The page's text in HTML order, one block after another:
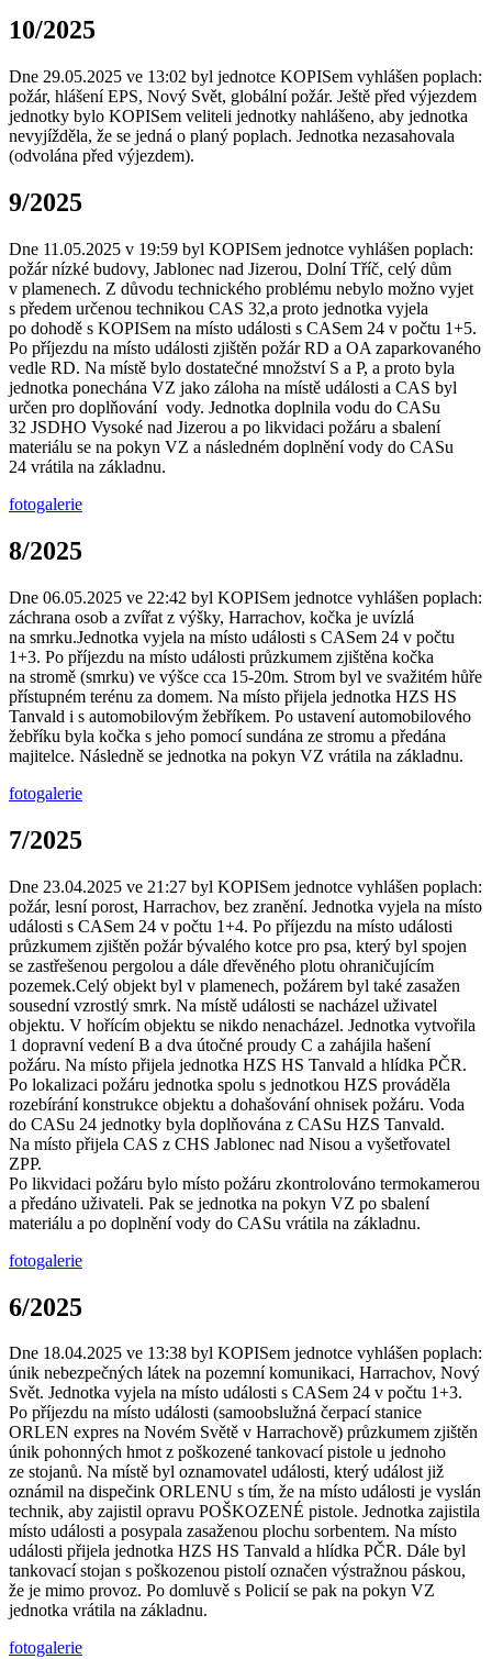
10/2025
Dne 29.05.2025 ve 13:02 byl jednotce KOPISem vyhlášen poplach:
požár, hlášení EPS, Nový Svět, globální požár. Ještě před výjezdem
jednotky bylo KOPISem veliteli jednotky nahlášeno, aby jednotka
nevyjížděla, že se jedná o planý poplach. Jednotka nezasahovala
(odvolána před výjezdem).
9/2025
Dne 11.05.2025 v 19:59 byl KOPISem jednotce vyhlášen poplach:
požár nízké budovy, Jablonec nad Jizerou, Dolní Tříč, celý dům
v plamenech. Z důvodu technického problému nebylo možno vyjet
s předem určenou technikou CAS 32,a proto jednotka vyjela
po dohodě s KOPISem na místo události s CASem 24 v počtu 1+5.
Po příjezdu na místo události zjištěn požár RD a OA zaparkovaného
vedle RD. Na místě bylo dostatečné množství S a P, a proto byla
jednotka ponechána VZ jako záloha na místě události a CAS byl
určen pro doplňování vody. Jednotka doplnila vodu do CASu
32 JSDHO Vysoké nad Jizerou a po likvidaci požáru a sbalení
materiálu se na pokyn VZ a následném doplnění vody do CASu
24 vrátila na základnu.
fotogalerie
8/2025
Dne 06.05.2025 ve 22:42 byl KOPISem jednotce vyhlášen poplach:
záchrana osob a zvířat z výšky, Harrachov, kočka je uvízlá
na smrku.Jednotka vyjela na místo události s CASem 24 v počtu
1+3. Po příjezdu na místo události průzkumem zjištěna kočka
na stromě (smrku) ve výšce cca 15-20m. Strom byl ve svažitém hůře
přístupném terénu za domem. Na místo přijela jednotka HZS HS
Tanvald i s automobilovým žebříkem. Po ustavení automobilového
žebříku byla kočka s jeho pomocí sundána ze stromu a předána
majitelce. Následně se jednotka na pokyn VZ vrátila na základnu.
fotogalerie
7/2025
Dne 23.04.2025 ve 21:27 byl KOPISem jednotce vyhlášen poplach:
požár, lesní porost, Harrachov, bez zranění. Jednotka vyjela na místo
události s CASem 24 v počtu 1+4. Po příjezdu na místo události
průzkumem zjištěn požár bývalého kotce pro psa, který byl spojen
se zastřešenou pergolou a dále dřevěného plotu ohraničujícím
pozemek.Celý objekt byl v plamenech, požárem byl také zasažen
sousední vzrostlý smrk. Na místě události se nacházel uživatel
objektu. V hořícím objektu se nikdo nenacházel. Jednotka vytvořila
1 dopravní vedení B a dva útočné proudy C a zahájila hašení
požáru. Na místo přijela jednotka HZS HS Tanvald a hlídka PČR.
Po lokalizaci požáru jednotka spolu s jednotkou HZS prováděla
rozebírání konstrukce objektu a dohašování ohnisek požáru. Voda
do CASu 24 jednotky byla doplňována z CASu HZS Tanvald.
Na místo přijela CAS z CHS Jablonec nad Nisou a vyšetřovatel
ZPP.
Po likvidaci požáru bylo místo požáru zkontrolováno termokamerou
a předáno uživateli. Pak se jednotka na pokyn VZ po sbalení
materiálu a po doplnění vody do CASu vrátila na základnu.
fotogalerie
6/2025
Dne 18.04.2025 ve 13:38 byl KOPISem jednotce vyhlášen poplach:
únik nebezpečných látek na pozemní komunikaci, Harrachov, Nový
Svět. Jednotka vyjela na místo události s CASem 24 v počtu 1+3.
Po příjezdu na místo události (samoobslužná čerpací stanice
ORLEN expres na Novém Světě v Harrachově) průzkumem zjištěn
únik pohonných hmot z poškozené tankovací pistole u jednoho
ze stojanů. Na místě byl oznamovatel události, který událost již
oznámil na dispečink ORLENU s tím, že na místo události je vyslán
technik, aby zajistil opravu POŠKOZENÉ pistole. Jednotka zajistila
místo události a posypala zasaženou plochu sorbentem. Na místo
události přijela jednotka HZS HS Tanvald a hlídka PČR. Dále byl
tankovací stojan s poškozenou pistolí označen výstražnou páskou,
že je mimo provoz. Po domluvě s Policií se pak na pokyn VZ
jednotka vrátila na základnu.
fotogalerie